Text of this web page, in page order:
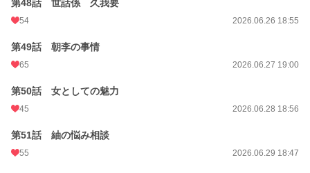
第48話 世話係 久我要
54 2026.06.26 18:55
第49話 朝李の事情
65 2026.06.27 19:00
第50話 女としての魅力
45 2026.06.28 18:56
第51話 紬の悩み相談
55 2026.06.29 18:47